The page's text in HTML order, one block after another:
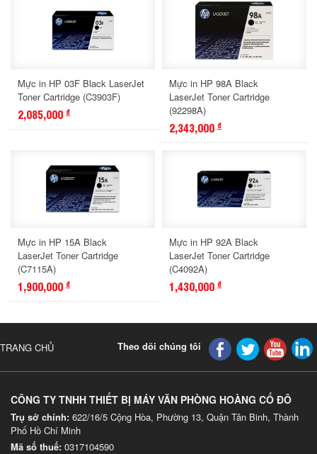
Mực in HP 03F Black LaserJet
Toner Cartridge (C3903F)
2,085,000 đ
Mực in HP 98A Black
LaserJet Toner Cartridge
(92298A)
2,343,000 đ
Mực in HP 15A Black
LaserJet Toner Cartridge
(C7115A)
1,900,000 đ
Mực in HP 92A Black
LaserJet Toner Cartridge
(C4092A)
1,430,000 đ
TRANG CHỦ Theo dõi chúng tôi
CÔNG TY TNHH THIẾT BỊ MÁY VĂN PHÒNG HOÀNG CỐ ĐÔ
Trụ sở chính: 622/16/5 Cộng Hòa, Phường 13, Quận Tân Binh, Thành
Phố Hồ Chí Minh
Mã số thuế: 0317104590